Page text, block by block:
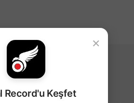
YAZILAR...
×
Record'u Keşfet